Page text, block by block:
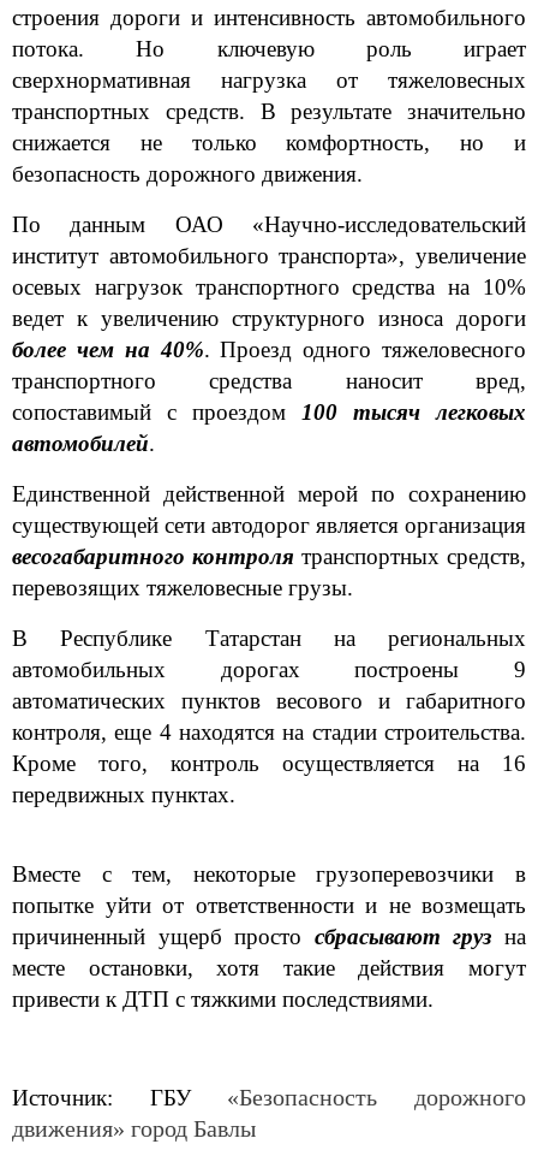
строения дороги и интенсивность автомобильного
потока. Но ключевую роль играет
сверхнормативная нагрузка от тяжеловесных
транспортных средств. В результате значительно
снижается не только комфортность, но и
безопасность дорожного движения.
По данным ОАО «Научно-исследовательский
институт автомобильного транспорта», увеличение
осевых нагрузок транспортного средства на 10%
ведет к увеличению структурного износа дороги
более чем на 40%. Проезд одного тяжеловесного
транспортного средства наносит вред,
сопоставимый с проездом 100 тысяч легковых
автомобилей.
Единственной действенной мерой по сохранению
существующей сети автодорог является организация
весогабаритного контроля транспортных средств,
перевозящих тяжеловесные грузы.
В Республике Татарстан на региональных
автомобильных дорогах построены 9
автоматических пунктов весового и габаритного
контроля, еще 4 находятся на стадии строительства.
Кроме того, контроль осуществляется на 16
передвижных пунктах.
Вместе с тем, некоторые грузоперевозчики в
попытке уйти от ответственности и не возмещать
причиненный ущерб просто сбрасывают груз на
месте остановки, хотя такие действия могут
привести к ДТП с тяжкими последствиями.
Источник: ГБУ «Безопасность дорожного
движения» город Бавлы